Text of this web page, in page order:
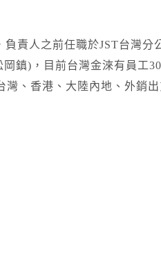
責人之前任職於JST台灣分
鎮)，目前台灣金淶有員工
灣、香港、大陸內地、外銷出